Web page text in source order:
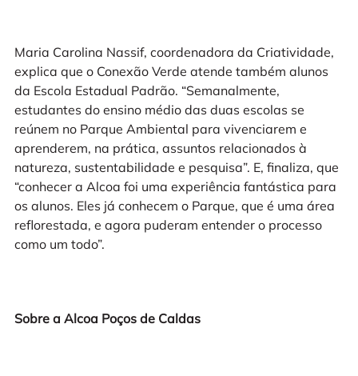
Maria Carolina Nassif, coordenadora da Criatividade,
explica que o Conexão Verde atende também alunos
da Escola Estadual Padrão. “Semanalmente,
estudantes do ensino médio das duas escolas se
reúnem no Parque Ambiental para vivenciarem e
aprenderem, na prática, assuntos relacionados à
natureza, sustentabilidade e pesquisa”. E, finaliza, que
“conhecer a Alcoa foi uma experiência fantástica para
os alunos. Eles já conhecem o Parque, que é uma área
reflorestada, e agora puderam entender o processo
como um todo”.
Sobre a Alcoa Poços de Caldas